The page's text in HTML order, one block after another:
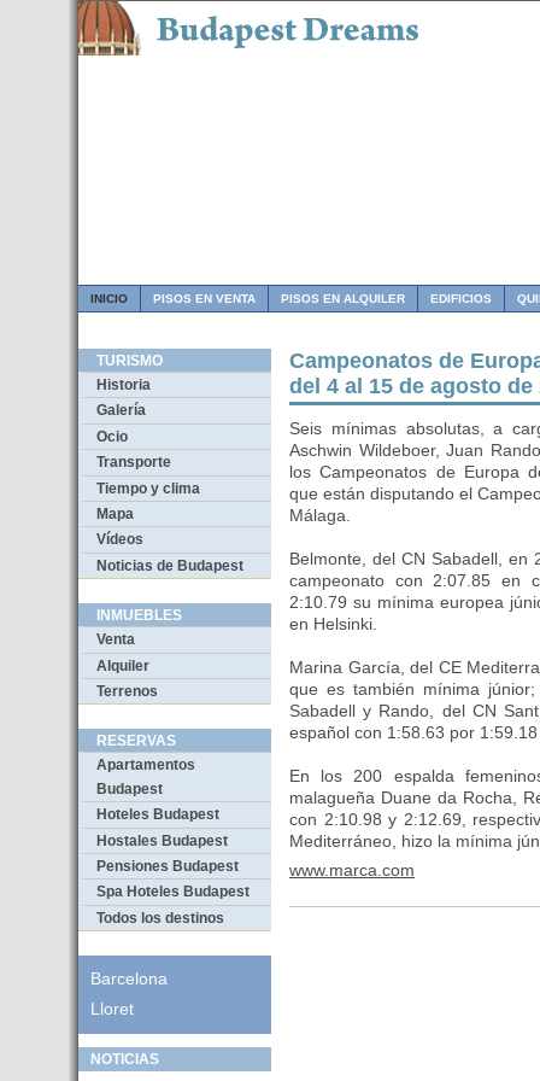
INICIO PISOS EN VENTA PISOS EN ALQUILER EDIFICIOS
TURISMO
Historia
Galería
Ocio
Transporte
Tiempo y clima
Mapa
Vídeos
Noticias de Budapest
INMUEBLES
Venta
Alquiler
Terrenos
RESERVAS
Apartamentos
Budapest
Hoteles Budapest
Hostales Budapest
Pensiones Budapest
Spa Hoteles Budapest
Todos los destinos
Barcelona
Lloret
NOTICIAS
Campeonatos de
del 4 al 15 de agosto de
Seis mínimas absolutas, a
Aschwin Wildeboer, Juan
los Campeonatos de Europa
que están disputando el
Málaga.
Belmonte, del CN Sabadell,
campeonato con 2:07.85 en
2:10.79 su mínima europea
en Helsinki.
Marina García, del CE
que es también mínima
Sabadell y Rando, del CN
español con 1:58.63 por
En los 200 espalda
malagueña Duane da Rocha,
con 2:10.98 y 2:12.69,
Mediterráneo, hizo la mínima
www.marca.com